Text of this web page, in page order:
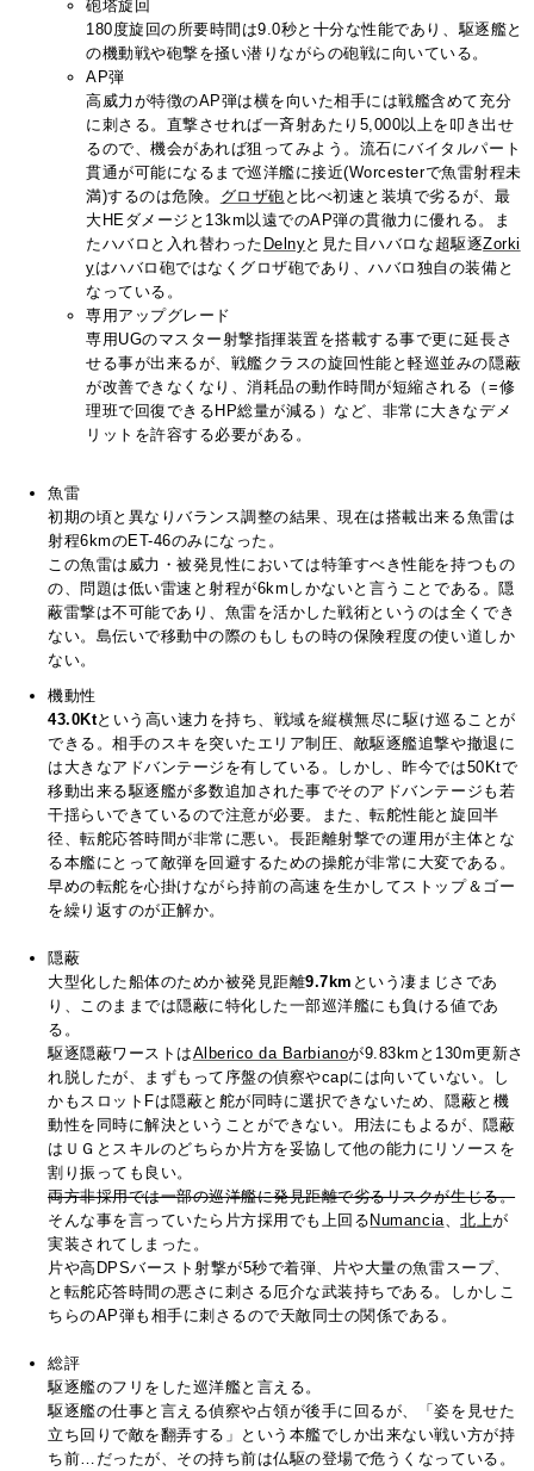
砲塔旋回
180度旋回の所要時間は9.0秒と十分な性能であり、駆逐艦と
の機動戦や砲撃を掻い潜りながらの砲戦に向いている。
AP弾
高威力が特徴のAP弾は横を向いた相手には戦艦含めて充分
に刺さる。直撃させれば一斉射あたり5,000以上を叩き出せ
るので、機会があれば狙ってみよう。流石にバイタルパート
貫通が可能になるまで巡洋艦に接近(Worcesterで魚雷射程未
満)するのは危険。 グロザ砲 と比べ初速と装填で劣るが、最
大HEダメージと13km以遠でのAP弾の貫徹力に優れる。ま
たハバロと入れ替わった Delnyと見た目ハバロな超駆逐Zorki
yはハバロ砲ではなくグロザ砲であり、ハバロ独自の装備と
なっている。
専用アップグレード
専用UGのマスター射撃指揮装置を搭載する事で更に延長さ
せる事が出来るが、戦艦クラスの旋回性能と軽巡並みの隠蔽
が改善できなくなり、消耗品の動作時間が短縮される（=修
理班で回復できるHP総量が減る）など、非常に大きなデメ
リットを許容する必要がある。
魚雷
初期の頃と異なりバランス調整の結果、現在は搭載出来る魚雷は
射程6kmのET-46のみになった。
この魚雷は威力・被発見性においては特筆すべき性能を持つもの
の、問題は低い雷速と射程が6kmしかないと言うことである。隠
蔽雷撃は不可能であり、魚雷を活かした戦術というのは全くでき
ない。島伝いで移動中の際のもしもの時の保険程度の使い道しか
ない。
機動性
43.0Ktという高い速力を持ち、戦域を縦横無尽に駆け巡ることが
できる。相手のスキを突いたエリア制圧、敵駆逐艦追撃や撤退に
は大きなアドバンテージを有している。しかし、昨今では50Ktで
移動出来る駆逐艦が多数追加された事でそのアドバンテージも若
干揺らいできているので注意が必要。また、転舵性能と旋回半
径、転舵応答時間が非常に悪い。長距離射撃での運用が主体とな
る本艦にとって敵弾を回避するための操舵が非常に大変である。
早めの転舵を心掛けながら持前の高速を生かしてストップ＆ゴー
を繰り返すのが正解か。
隠蔽
大型化した船体のためか被発見距離9.7km という凄まじさであ
り、このままでは隠蔽に特化した一部巡洋艦にも負ける値であ
る。
駆逐隠蔽ワーストはAlberico da Barbianoが9.83kmと130m更新さ
れ脱したが、まずもって序盤の偵察やcapには向いていない。し
かもスロットFは隠蔽と舵が同時に選択できないため、隠蔽と機
動性を同時に解決ということができない。用法にもよるが、隠蔽
はＵＧとスキルのどちらか片方を妥協して他の能力にリソースを
割り振っても良い。
両方非採用では一部の巡洋艦に発見距離で劣るリスクが生じる。
そんな事を言っていたら片方採用でも上回るNumancia 、北上が
実装されてしまった。
片や高DPSバースト射撃が5秒で着弾、片や大量の魚雷スープ、
と転舵応答時間の悪さに刺さる厄介な武装持ちである。しかしこ
ちらのAP弾も相手に刺さるので天敵同士の関係である。
総評
駆逐艦のフリをした巡洋艦と言える。
駆逐艦の仕事と言える偵察や占領が後手に回るが、「姿を見せた
立ち回りで敵を翻弄する」という本艦でしか出来ない戦い方が持
ち前…だったが、その持ち前は仏駆の登場で危うくなっている。